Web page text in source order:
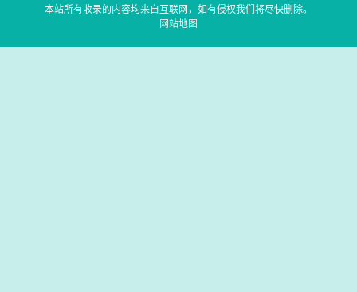
本站所有收录的内容均来自互联网，如有侵权我们将尽快删除。
网站地图